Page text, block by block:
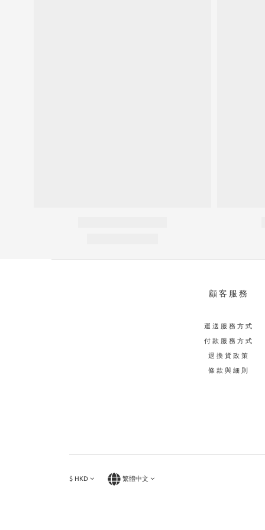
顧客服務
運送服務方式
付款服務方式
退換貨政策
條款與細則
$ HKD 繁體中文